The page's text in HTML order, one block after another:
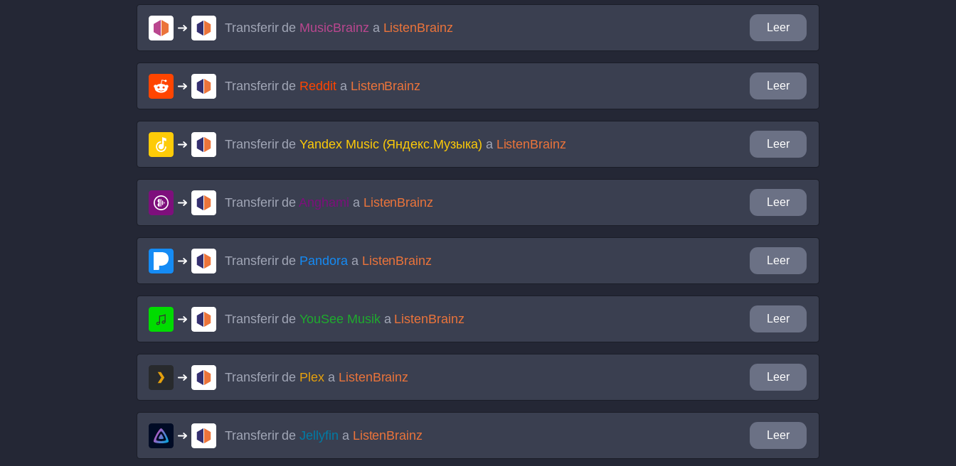
Transferir de MusicBrainz a ListenBrainz Leer
Transferir de Reddita ListenBrainz Leer
Transferir deYandex Music (Яндекс.Музыка) a ListenBrainz Leer
Transferir de Anghami a ListenBrainz Leer
Transferir de Pandora a ListenBrainz Leer
Transferir deYouSee Musika ListenBrainz Leer
Transferir de Plex a ListenBrainz Leer
Transferir deJellyfin a ListenBrainz Leer